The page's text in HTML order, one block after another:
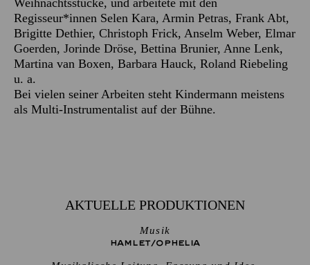
Weihnachtsstücke, und arbeitete mit den
Regisseur*innen Selen Kara, Armin Petras, Frank Abt,
Brigitte Dethier, Christoph Frick, Anselm Weber, Elmar
Goerden, Jorinde Dröse, Bettina Brunier, Anne Lenk,
Martina van Boxen, Barbara Hauck, Roland Riebeling
u. a.
Bei vielen seiner Arbeiten steht Kindermann meistens
als Multi-Instrumentalist auf der Bühne.
AKTUELLE PRODUKTIONEN
Musik
HAMLET/­OPHELIA